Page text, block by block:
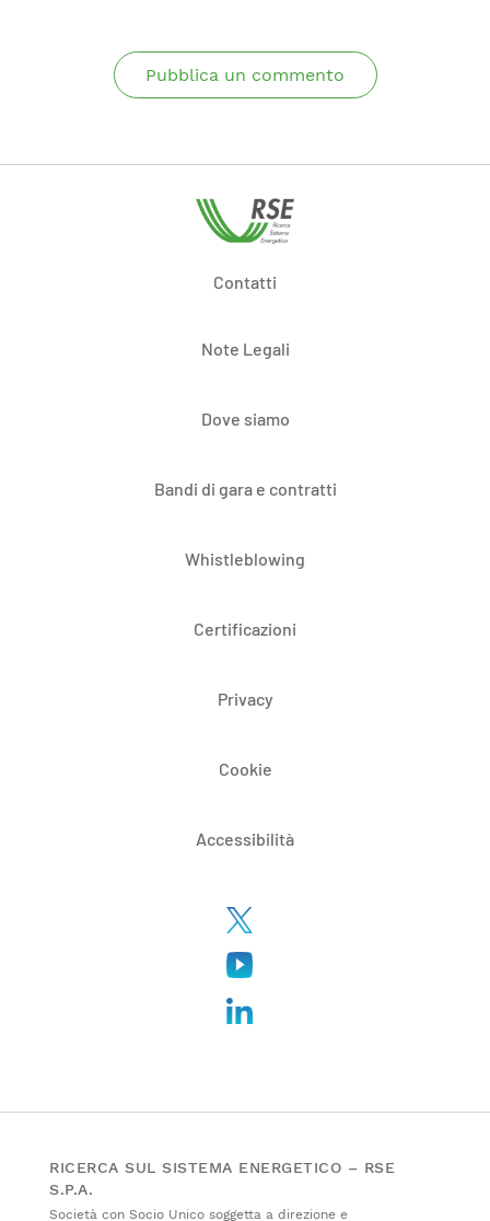
Pubblica un commento
Contatti
Note Legali
Dove siamo
Bandi di gara e contratti
Whistleblowing
Certificazioni
Privacy
Cookie
Accessibilità
RICERCA SUL SISTEMA ENERGETICO – RSE
S.P.A.
Società con Socio Unico soggetta a direzione e